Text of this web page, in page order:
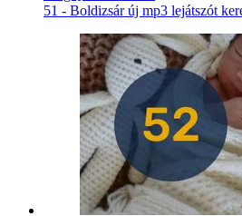
51 - Boldizsár új mp3 lejátszót